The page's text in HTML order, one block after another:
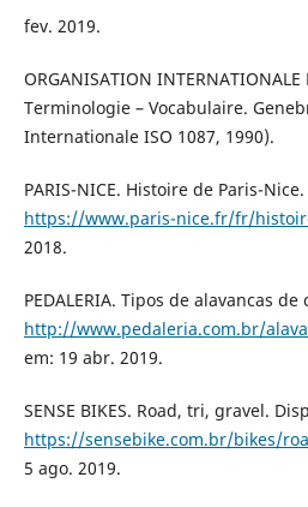
fev. 2019.
ORGANISATION
Terminologie – Vocabulaire.
Internationale ISO 1087, 1990).
PARIS-NICE. Histoire de Paris-
https://www.paris-nice.fr/fr/
2018.
PEDALERIA. Tipos de alavancas
http://www.pedaleria.com.br/
em: 19 abr. 2019.
SENSE BIKES. Road, tri, gravel.
https://sensebike.com.br/bikes/
5 ago. 2019.